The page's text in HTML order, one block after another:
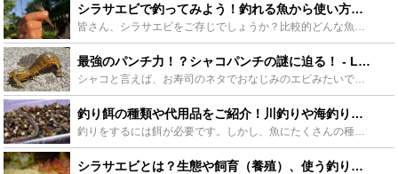
シラサエビで釣ってみよう！釣れる魚から使い方までをご紹介 - Leisurego(レジャーゴー)
皆さん、シラサエビをご存じでしょうか？比較的どんな魚でも食いつきがいいので、これを生き餌に釣りをすれば坊主にならないと言われているエビです。そんな非常に使い勝手のよいシラサエビ、本記事ではその使い方...
最強のパンチ力！？シャコパンチの謎に迫る！ - Leisurego(レジャーゴー)
シャコと言えば、お寿司のネタでおなじみのエビみたいで、少し黒っぽくてとても美味しい握り寿司のイメージがあります。シャコとエビの見た目はよく似ているように見えます。同じ甲殻類ですが、エビとはかなり遠い...
釣り餌の種類や代用品をご紹介！川釣りや海釣りに役立つポイントを押さえよう - Leisurego(レジャーゴー)
釣りをするには餌が必要です。しかし、魚にたくさんの種類があるのと同じように、餌にもたくさんの種類があるので困る人も多いのではないでしょうか。この記事ではそういった人のために釣り餌の種類とその代表例な...
シラサエビとは？生態や飼育（養殖）、使う釣りについても徹底解説！ - Leisurego(レジャーゴー)